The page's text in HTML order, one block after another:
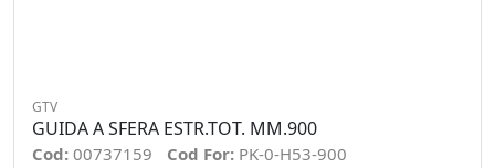
GTV
GUIDA A SFERA ESTR.TOT. MM.900
Cod: 00737159 Cod For: PK-0-H53-900